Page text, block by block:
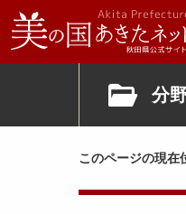
分
このページの現在